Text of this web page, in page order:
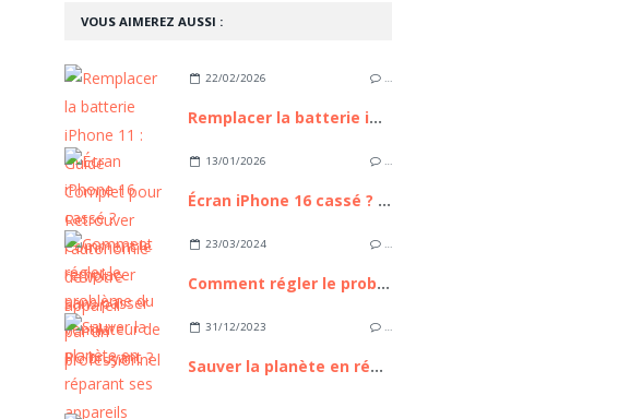
VOUS AIMEREZ AUSSI :
22/02/2026 …
Remplacer la batterie iPhone 11 : Guide Complet pour Retrouver l'autonomie de votre appareil
13/01/2026 …
Écran iPhone 16 cassé ? Comment le remplacer sans passer par un professionnel
23/03/2024 …
Comment régler le problème du ventilateur de PC bruyant ?
31/12/2023 …
Sauver la planète en réparant ses appareils électroménagers